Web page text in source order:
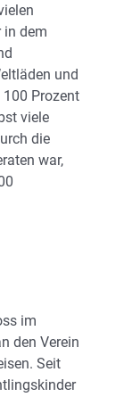
in dem
und
Prozent
viele
die
war,
im
den Verein
Seit